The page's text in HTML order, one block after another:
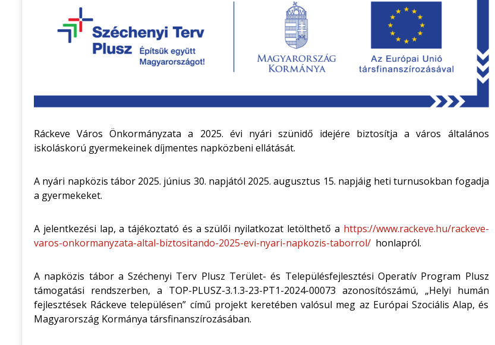
Ráckeve Város Önkormányzata a 2025. évi nyári szünidő idejére biztosítja a város általános
iskoláskorú gyermekeinek díjmentes napközbeni ellátását.
A nyári napközis tábor 2025. június 30. napjától 2025. augusztus 15. napjáig heti turnusokban fogadja
a gyermekeket.
A jelentkezési lap, a tájékoztató és a szülői nyilatkozat letölthető a https://www.rackeve.hu/rackeve-
varos-onkormanyzata-altal-biztositando-2025-evi-nyari-napkozis-taborrol/ honlapról.
A napközis tábor a Széchenyi Terv Plusz Terület- és Településfejlesztési Operatív Program Plusz
támogatási rendszerben, a TOP-PLUSZ-3.1.3-23-PT1-2024-00073 azonosítószámú, „Helyi humán
fejlesztések Ráckeve településen” című projekt keretében valósul meg az Európai Szociális Alap, és
Magyarország Kormánya társfinanszírozásában.